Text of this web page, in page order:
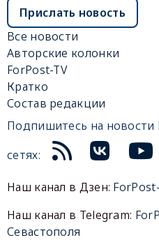
Прислать новость
Все новости
Авторские колонки
ForPost-TV
Кратко
Состав редакции
Подпишитесь на новости
сетях:
Наш канал в Дзен:
Наш канал в Telegram:
Севастополя